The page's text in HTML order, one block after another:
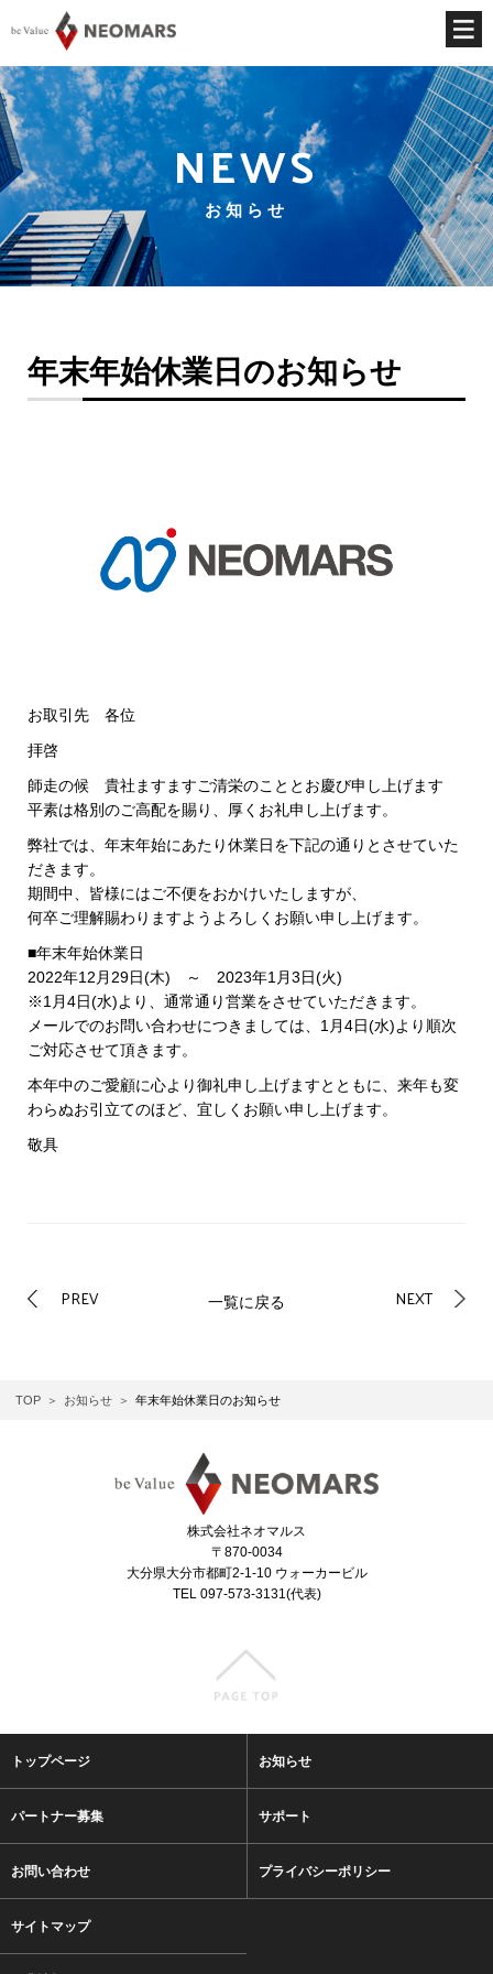
NEWS
お知らせ
年末年始休業日のお知らせ
お取引先 各位
拝啓
師走の候 貴社ますますご清栄のこととお慶び申し上げます
平素は格別のご高配を賜り、厚くお礼申し上げます。
弊社では、年末年始にあたり休業日を下記の通りとさせていた
だきます。
期間中、皆様にはご不便をおかけいたしますが、
何卒ご理解賜わりますようよろしくお願い申し上げます。
■年末年始休業日
2022年12月29日(木) ～ 2023年1月3日(火)
※1月4日(水)より、通常通り営業をさせていただきます。
メールでのお問い合わせにつきましては、1月4日(水)より順次
ご対応させて頂きます。
本年中のご愛顧に心より御礼申し上げますとともに、来年も変
わらぬお引立てのほど、宜しくお願い申し上げます。
敬具
PREV 一覧に戻る NEXT
TOP お知らせ 年末年始休業日のお知らせ
株式会社ネオマルス
〒870-0034
大分県大分市都町2-1-10 ウォーカービル
TEL 097-573-3131(代表)
トップページ お知らせ
パートナー募集 サポート
お問い合わせ プライバシーポリシー
サイトマップ